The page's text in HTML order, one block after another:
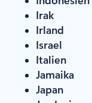
Irak
Irland
Israel
Italien
Jamaika
Japan